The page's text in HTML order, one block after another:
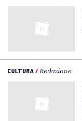
CULTURA/ Redazione